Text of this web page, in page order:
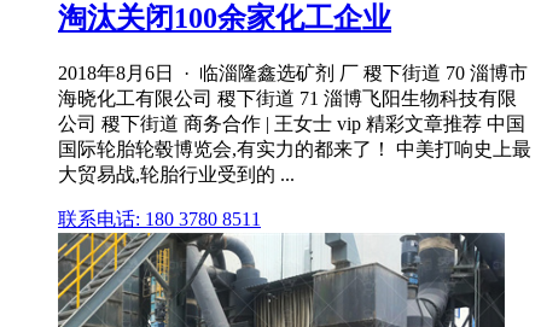
淘汰关闭100余家化工企业
2018年8月6日 · 临淄隆鑫选矿剂 厂 稷下街道 70 淄博市
海晓化工有限公司 稷下街道 71 淄博飞阳生物科技有限
公司 稷下街道 商务合作 | 王女士 vip 精彩文章推荐 中国
国际轮胎轮毂博览会,有实力的都来了！ 中美打响史上最
大贸易战,轮胎行业受到的 ...
联系电话: 180 3780 8511